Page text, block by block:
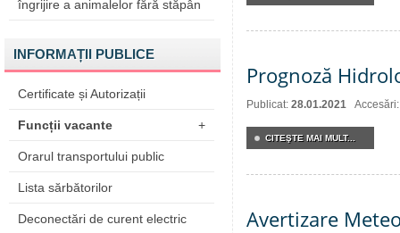
îngrijire a animalelor fără stăpân
INFORMAȚII PUBLICE
Certificate și Autorizații
Funcții vacante +
Orarul transportului public
Lista sărbătorilor
Deconectări de curent electric
Prognoză
Publicat: 28.01.2021
CITEŞTE MAI MULT...
Avertizare